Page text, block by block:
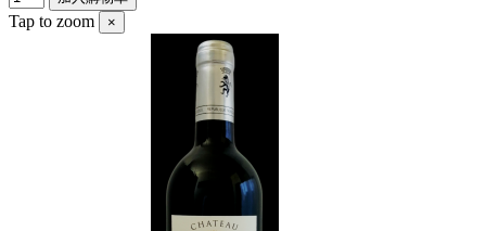
Tap to zoom ×